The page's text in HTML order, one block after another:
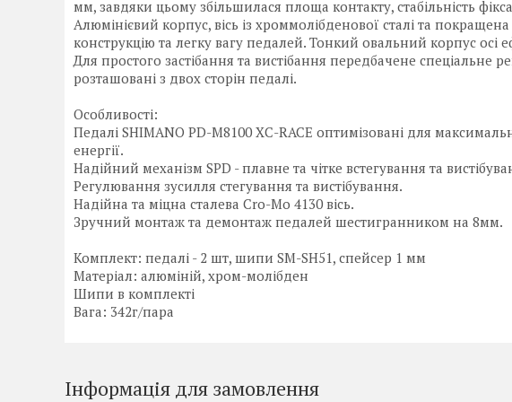
мм, завдяки цьому збільшилася площа контакту, стабільність
Алюмінієвий корпус, вісь із хроммолібденової сталі та
конструкцію та легку вагу педалей. Тонкий овальний корпус осі
Для простого застібання та вистібання передбачене спеціальне
розташовані з двох сторін педалі.
Особливості:
Педалі SHIMANO PD-M8100 XC-RACE оптимізовані для
енергії.
Надійний механізм SPD - плавне та чітке встегування та
Регулювання зусилля стегування та вистібування.
Надійна та міцна сталева Cro-Mo 4130 вісь.
Зручний монтаж та демонтаж педалей шестигранником на 8мм.
Комплект: педалі - 2 шт, шипи SM-SH51, спейсер 1 мм
Матеріал: алюміній, хром-молібден
Шипи в комплекті
Вага: 342г/пара
Інформація для замовлення